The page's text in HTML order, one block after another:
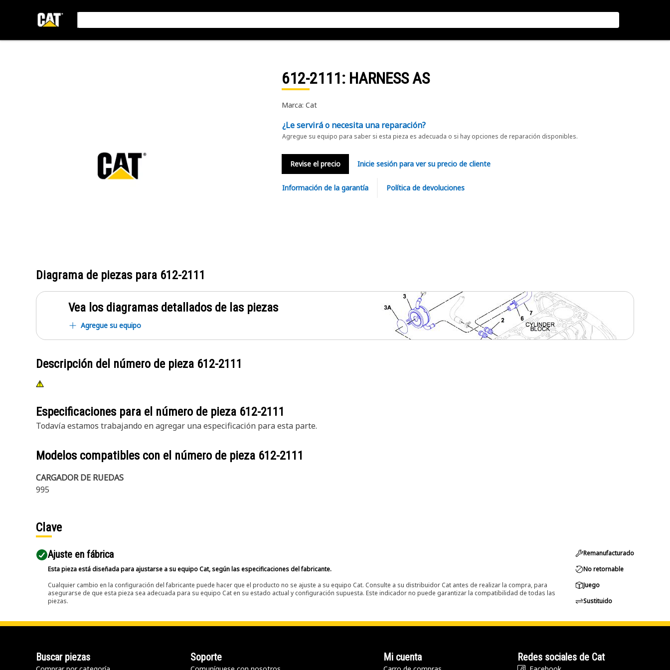
612-2111: HARNESS AS
Marca: Cat
¿Le servirá o necesita una reparación?
Agregue su equipo para saber si esta pieza es adecuada o si hay opciones de reparación disponibles.
Revise el precio Inicie sesión para ver su precio de cliente
Información de la garantía Política de devoluciones
Diagrama de piezas para 612-2111
Vea los diagramas detallados de las piezas
Agregue su equipo
Descripción del número de pieza 612-2111
Especificaciones para el número de pieza 612-2111
Todavía estamos trabajando en agregar una especificación para esta parte.
Modelos compatibles con el número de pieza 612-2111
CARGADOR DE RUEDAS
995
Clave
Ajuste en fábrica
Esta pieza está diseñada para ajustarse a su equipo Cat, según las especificaciones del fabricante.
Cualquier cambio en la configuración del fabricante puede hacer que el producto no se ajuste a su equipo Cat. Consulte a su distribuidor Cat antes de realizar la compra, para
asegurarse de que esta pieza sea adecuada para su equipo Cat en su estado actual y configuración supuesta. Este indicador no puede garantizar la compatibilidad de todas las
piezas.
Remanufacturado
No retornable
Juego
Sustituido
Buscar piezas Soporte Mi cuenta Redes sociales de Cat